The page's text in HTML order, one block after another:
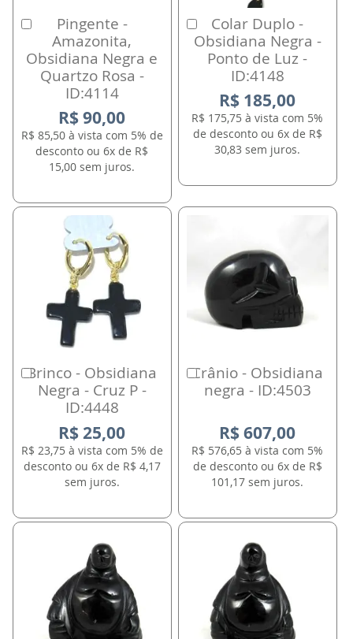
Pingente -
Amazonita,
Obsidiana Negra e
Quartzo Rosa -
ID:4114
R$ 90,00
R$ 85,50 à vista com 5% de
desconto ou 6x de R$
15,00 sem juros.
Comprar
Colar Duplo -
Obsidiana Negra -
Ponto de Luz -
ID:4148
R$ 185,00
R$ 175,75 à vista com 5%
de desconto ou 6x de R$
30,83 sem juros.
Comprar
Brinco - Obsidiana
Negra - Cruz P -
ID:4448
R$ 25,00
R$ 23,75 à vista com 5% de
desconto ou 6x de R$ 4,17
sem juros.
Comprar
Crânio - Obsidiana
negra - ID:4503
R$ 607,00
R$ 576,65 à vista com 5%
de desconto ou 6x de R$
101,17 sem juros.
Comprar